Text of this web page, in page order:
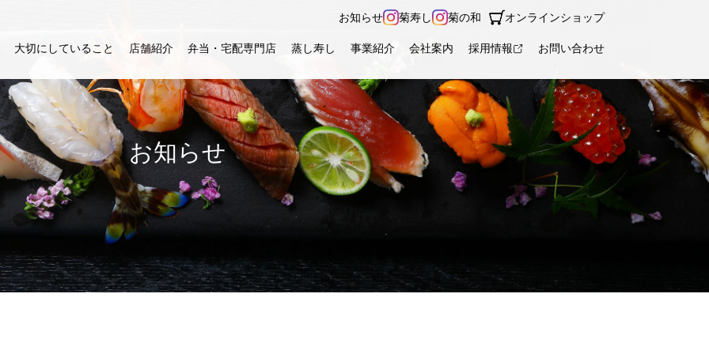
お知らせ 菊寿し 菊の和 オンラインショップ
大切にしていること 店舗紹介 弁当・宅配専門店 蒸し寿し 事業紹介 会社案内 採用情報 お問い合わせ
お知らせ